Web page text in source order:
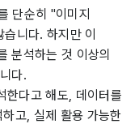
단순히 "이미지
니다. 하지만 이
다.
한다고 해도, 데이터를
고, 실제 활용 가능한